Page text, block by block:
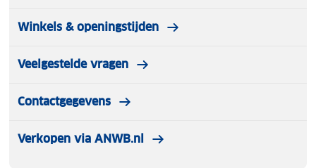
Winkels & openingstijden
Veelgestelde vragen
Contactgegevens
Verkopen via ANWB.nl